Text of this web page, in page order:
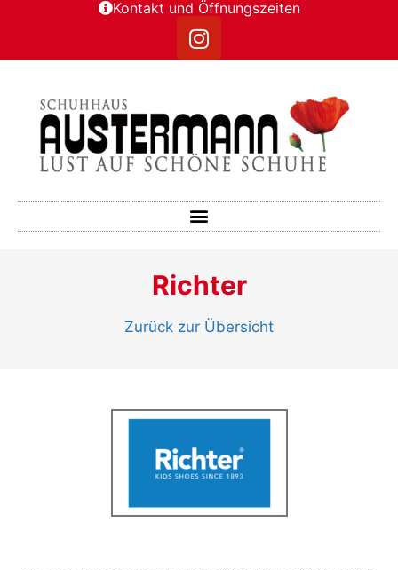
Kontakt und Öffnungszeiten
Richter
Zurück zur Übersicht